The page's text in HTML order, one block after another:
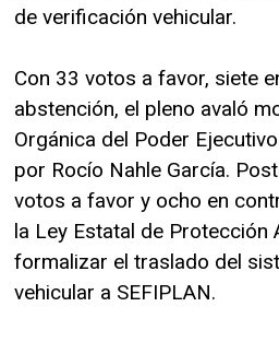
de verificación vehicular.
Con 33 votos a favor, siete
abstención, el pleno avaló
Orgánica del Poder
por Rocío Nahle García.
votos a favor y ocho en
la Ley Estatal de Protección
formalizar el traslado del
vehicular a SEFIPLAN.